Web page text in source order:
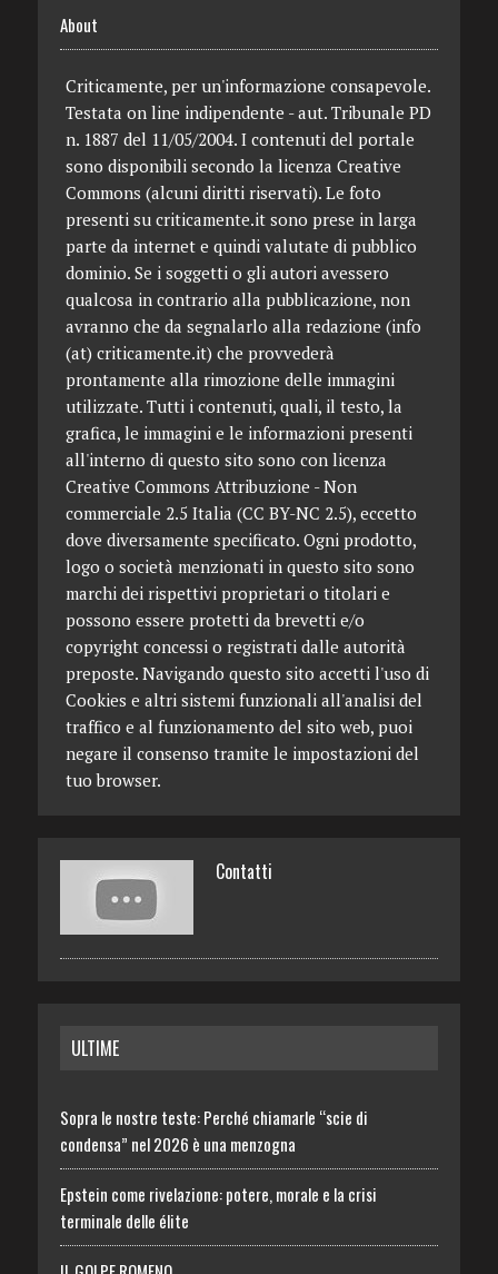
About
Criticamente, per un'informazione consapevole.
Testata on line indipendente - aut. Tribunale PD
n. 1887 del 11/05/2004. I contenuti del portale
sono disponibili secondo la licenza Creative
Commons (alcuni diritti riservati). Le foto
presenti su criticamente.it sono prese in larga
parte da internet e quindi valutate di pubblico
dominio. Se i soggetti o gli autori avessero
qualcosa in contrario alla pubblicazione, non
avranno che da segnalarlo alla redazione (info
(at) criticamente.it) che provvederà
prontamente alla rimozione delle immagini
utilizzate. Tutti i contenuti, quali, il testo, la
grafica, le immagini e le informazioni presenti
all'interno di questo sito sono con licenza
Creative Commons Attribuzione - Non
commerciale 2.5 Italia (CC BY-NC 2.5), eccetto
dove diversamente specificato. Ogni prodotto,
logo o società menzionati in questo sito sono
marchi dei rispettivi proprietari o titolari e
possono essere protetti da brevetti e/o
copyright concessi o registrati dalle autorità
preposte. Navigando questo sito accetti l'uso di
Cookies e altri sistemi funzionali all'analisi del
traffico e al funzionamento del sito web, puoi
negare il consenso tramite le impostazioni del
tuo browser.
Contatti
ULTIME
Sopra le nostre teste: Perché chiamarle “scie di
condensa” nel 2026 è una menzogna
Epstein come rivelazione: potere, morale e la crisi
terminale delle élite